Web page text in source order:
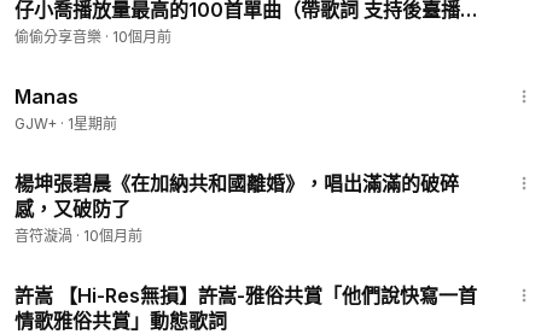
仔小喬播放量最高的100首單曲（帶歌詞 支持後臺播放
持續更新） P4 - 年輪-旺仔小喬
偷偷分享音樂 · 10個月前
Manas
GJW+ · 1星期前
楊坤張碧晨《在加納共和國離婚》，唱出滿滿的破碎
感，又破防了
音符漩渦 · 10個月前
許嵩 【Hi-Res無損】許嵩-雅俗共賞「他們說快寫一首
情歌雅俗共賞」動態歌詞